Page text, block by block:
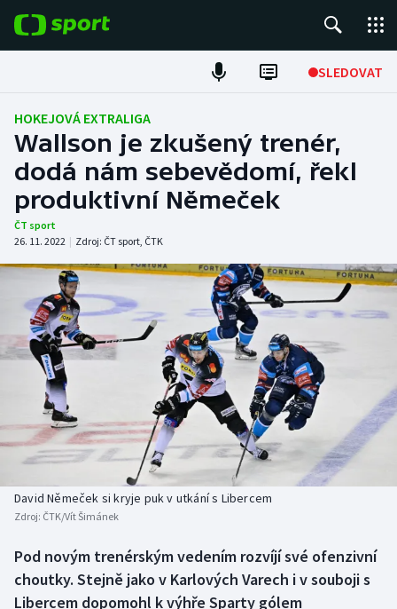
SLEDOVAT
Fotbal
Hokej
Tenis
Atletika
Cyklistika
DALŠÍ SPORTY
Americký fotbal
Baseball a softbal
Basketbal
Biatlon
Box
NEPŘEHLÉDNĚTE
Soutěže
Historické návraty
Aplikace ČT sport
HOKEJOVÁ EXTRALIGA
Wallson je zkušený trenér,
dodá nám sebevědomí, řekl
produktivní Němeček
ČT sport
26. 11. 2022 | Zdroj: ČT sport, ČTK
David Němeček si kryje puk v utkání s Libercem
Zdroj: ČTK/Vít Šimánek
Pod novým trenérským vedením rozvíjí své ofenzivní
choutky. Stejně jako v Karlových Varech i v souboji s
Libercem dopomohl k výhře Sparty gólem